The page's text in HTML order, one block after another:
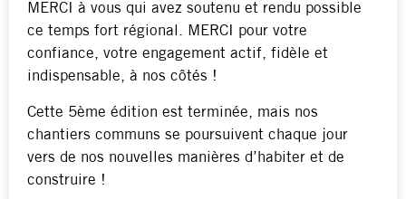
MERCI à vous qui avez soutenu et rendu possible
ce temps fort régional. MERCI pour votre
confiance, votre engagement actif, fidèle et
indispensable, à nos côtés !
Cette 5ème édition est terminée, mais nos
chantiers communs se poursuivent chaque jour
vers de nos nouvelles manières d’habiter et de
construire !